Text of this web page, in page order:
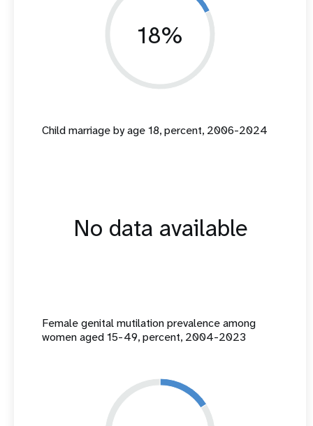
18%
Child marriage by age 18, percent, 2006-2024
No data available
Female genital mutilation prevalence among
women aged 15-49, percent, 2004-2023